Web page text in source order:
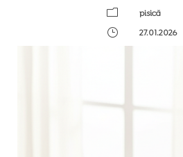
m
pisică
}
27.01.2026